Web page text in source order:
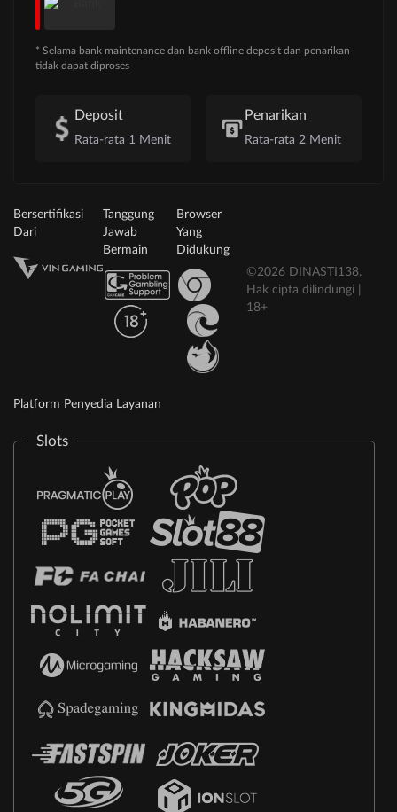
* Selama bank maintenance dan bank offline deposit dan penarikan
tidak dapat diproses
Deposit
Rata-rata 1 Menit
Penarikan
Rata-rata 2 Menit
Bersertifikasi
Dari
Tanggung
Jawab
Bermain
Browser
Yang
Didukung
©2026 DINASTI138.
Hak cipta dilindungi |
18+
Platform Penyedia Layanan
Slots